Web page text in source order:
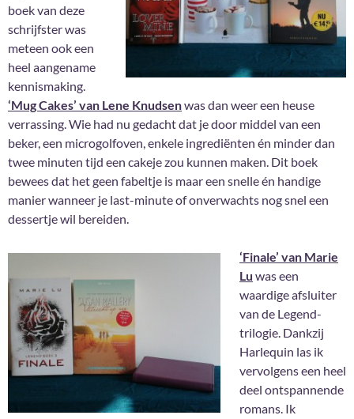
boek van deze
schrijfster was
meteen ook een
heel aangename
kennismaking.
‘Mug Cakes’ van Lene Knudsenwas dan weer een heuse
verrassing. Wie had nu gedacht dat je door middel van een
beker, een microgolfoven, enkele ingrediënten én minder dan
twee minuten tijd een cakeje zou kunnen maken. Dit boek
bewees dat het geen fabeltje is maar een snelle én handige
manier wanneer je last-minute of onverwachts nog snel een
dessertje wil bereiden.
‘Finale’ van Marie
Lu was een
waardige afsluiter
van de Legend-
trilogie. Dankzij
Harlequin las ik
vervolgens een heel
deel ontspannende
romans. Ik